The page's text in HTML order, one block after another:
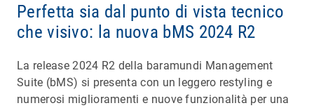
Perfetta sia dal punto di vista tecnico
che visivo: la nuova bMS 2024 R2
La release 2024 R2 della baramundi Management
Suite (bMS) si presenta con un leggero restyling e
numerosi miglioramenti e nuove funzionalità per una